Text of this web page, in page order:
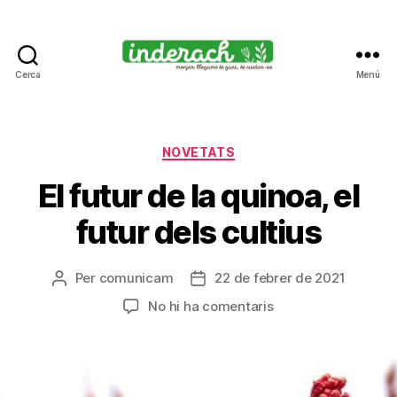
Cerca
pels
cuits
Menú
Categories
NOVETATS
El futur de la quinoa, el
futur dels cultius
Autor
Per comunicam
Data22 de febrer de 2021
No hi ha comentarisa